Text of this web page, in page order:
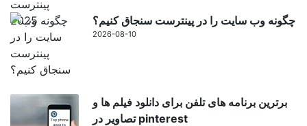
چگونه وب سایت را در پینترست سنجاق کنیم؟
2026-08-10
برترین برنامه های تلفن برای دانلود فیلم ها و
تصاویر در pinterest